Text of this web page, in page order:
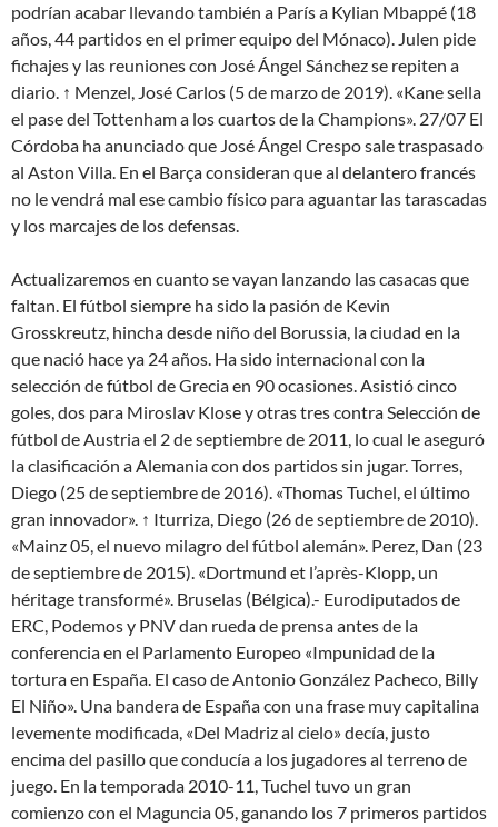
podrían acabar llevando también a París a Kylian Mbappé (18
años, 44 partidos en el primer equipo del Mónaco). Julen pide
fichajes y las reuniones con José Ángel Sánchez se repiten a
diario. ↑ Menzel, José Carlos (5 de marzo de 2019). «Kane sella
el pase del Tottenham a los cuartos de la Champions». 27/07 El
Córdoba ha anunciado que José Ángel Crespo sale traspasado
al Aston Villa. En el Barça consideran que al delantero francés
no le vendrá mal ese cambio físico para aguantar las tarascadas
y los marcajes de los defensas.
Actualizaremos en cuanto se vayan lanzando las casacas que
faltan. El fútbol siempre ha sido la pasión de Kevin
Grosskreutz, hincha desde niño del Borussia, la ciudad en la
que nació hace ya 24 años. Ha sido internacional con la
selección de fútbol de Grecia en 90 ocasiones. Asistió cinco
goles, dos para Miroslav Klose y otras tres contra Selección de
fútbol de Austria el 2 de septiembre de 2011, lo cual le aseguró
la clasificación a Alemania con dos partidos sin jugar. Torres,
Diego (25 de septiembre de 2016). «Thomas Tuchel, el último
gran innovador». ↑ Iturriza, Diego (26 de septiembre de 2010).
«Mainz 05, el nuevo milagro del fútbol alemán». Perez, Dan (23
de septiembre de 2015). «Dortmund et l’après-Klopp, un
héritage transformé». Bruselas (Bélgica).- Eurodiputados de
ERC, Podemos y PNV dan rueda de prensa antes de la
conferencia en el Parlamento Europeo «Impunidad de la
tortura en España. El caso de Antonio González Pacheco, Billy
El Niño». Una bandera de España con una frase muy capitalina
levemente modificada, «Del Madriz al cielo» decía, justo
encima del pasillo que conducía a los jugadores al terreno de
juego. En la temporada 2010-11, Tuchel tuvo un gran
comienzo con el Maguncia 05, ganando los 7 primeros partidos